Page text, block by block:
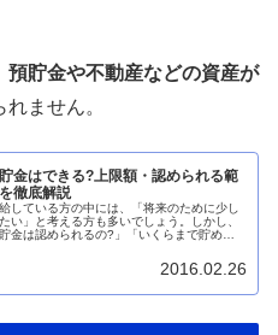
預貯金や不動産などの資産が
ません。
金はできる?上限額・認められる範
徹底解説
している方の中には、「将来のために少し
い」と考える方も多いでしょう。しかし、
金は認められるの?」「いくらまで貯めて
2016.02.26